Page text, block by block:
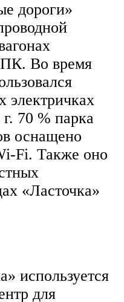
дороги»
Во время
электричках
70 % парка
оснащено
Fi. Также оно
«Ласточка»
используется
для